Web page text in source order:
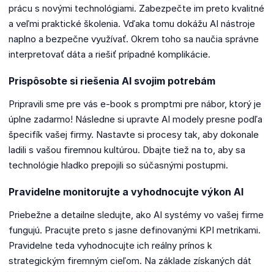
prácu s novými technológiami. Zabezpečte im preto kvalitné
a veľmi praktické školenia. Vďaka tomu dokážu AI nástroje
naplno a bezpečne využívať. Okrem toho sa naučia správne
interpretovať dáta a riešiť prípadné komplikácie.
Prispôsobte si riešenia AI svojim potrebám
Pripravili sme pre vás e-book s promptmi pre nábor, ktorý je
úplne zadarmo! Následne si upravte AI modely presne podľa
špecifík vašej firmy. Nastavte si procesy tak, aby dokonale
ladili s vašou firemnou kultúrou. Dbajte tiež na to, aby sa
technológie hladko prepojili so súčasnými postupmi.
Pravidelne monitorujte a vyhodnocujte výkon AI
Priebežne a detailne sledujte, ako AI systémy vo vašej firme
fungujú. Pracujte preto s jasne definovanými KPI metrikami.
Pravidelne teda vyhodnocujte ich reálny prínos k
strategickým firemným cieľom. Na základe získaných dát